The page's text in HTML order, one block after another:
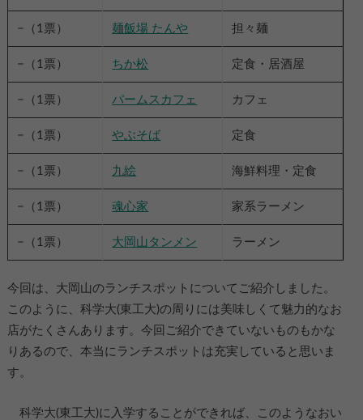
−（1票） 麺飯場 たんや 担々麺
−（1票） ちか松 定食・居酒屋
−（1票） パームスカフェ カフェ
−（1票） やぶそば 定食
−（1票） 九絵 海鮮料理・定食
−（1票） 魂心家 家系ラーメン
−（1票） 大岡山タンメン ラーメン
今回は、大岡山のランチスポットについてご紹介しました。
このように、科学大(東工大)の周りには美味しくて魅力的なお
店がたくさんあります。今回ご紹介できていないものもかな
りあるので、本当にランチスポットは充実していると思いま
す。
科学大(東工大)に入学することができれば、このようなおい